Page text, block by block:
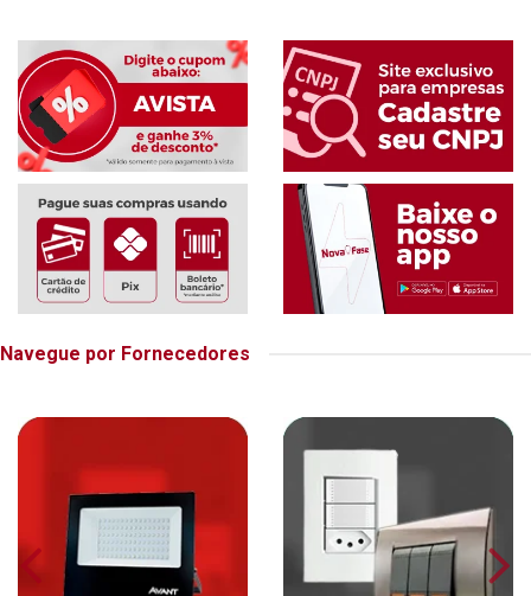
Navegue por Fornecedores